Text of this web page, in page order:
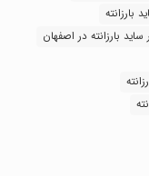
بارزانته
ساید بارزانته در اصفهان